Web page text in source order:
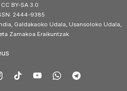
BY-SA 3.0
2444-9385
Galdakaoko Udala, Usansoloko Udala,
Zamakoa Eraikuntzak